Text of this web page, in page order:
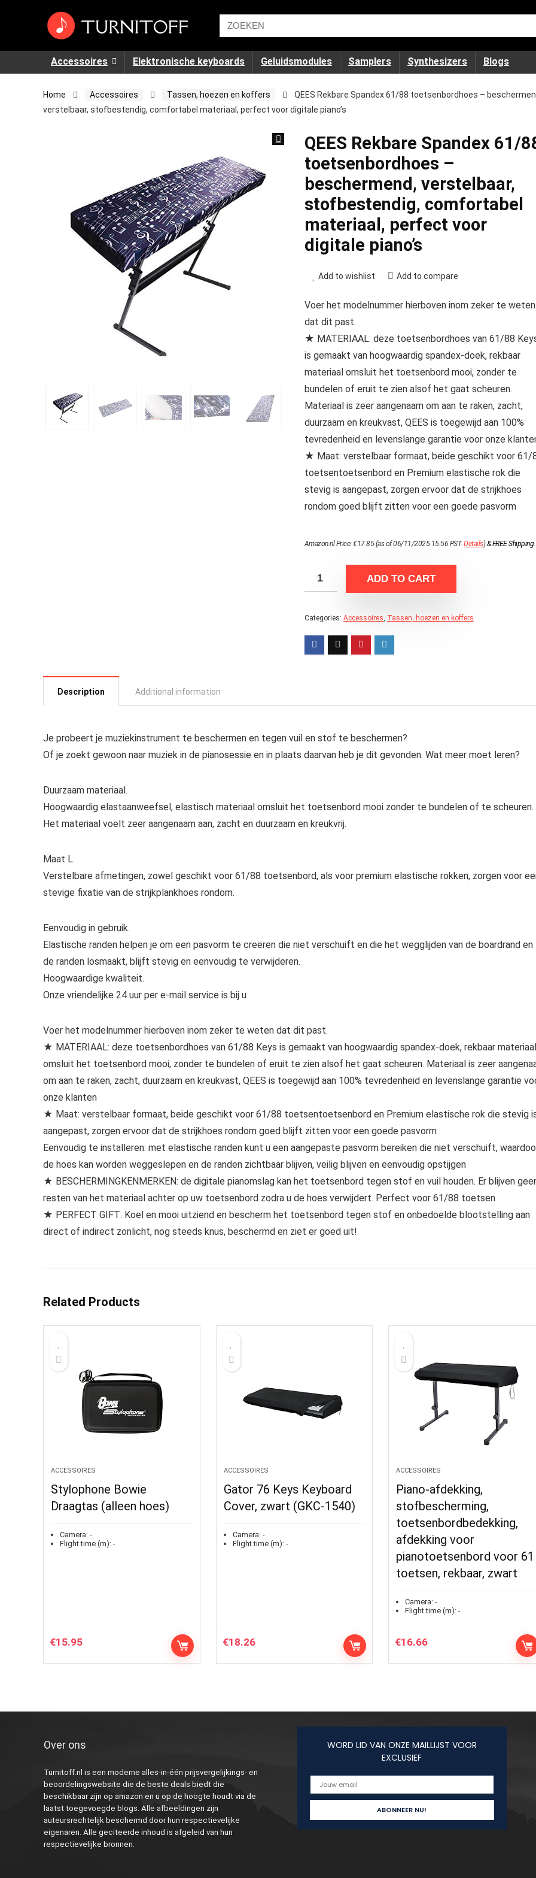
Accessoires Elektronische keyboards Geluidsmodules Samplers Synthesizers Blogs
Home Accessoires Tassen, hoezen en koffers
QEES Rekbare Spandex 61/88 toetsenbordhoes –
verstelbaar, stofbestendig, comfortabel materiaal, perfect voor digitale piano’s
QEES Rekbare Spandex 61/
toetsenbordhoes –
beschermend, verstelbaar,
stofbestendig, comfortabel
materiaal, perfect voor
digitale piano’s
Add to wishlist Add to compare
Voer het modelnummer hierboven inom zeker te weten
dat dit past.
★ MATERIAAL: deze toetsenbordhoes van 61/88
is gemaakt van hoogwaardig spandex-doek, rekbaar
materiaal omsluit het toetsenbord mooi, zonder te
bundelen of eruit te zien alsof het gaat scheuren.
Materiaal is zeer aangenaam om aan te raken, zacht,
duurzaam en kreukvast, QEES is toegewijd aan 100%
tevredenheid en levenslange garantie voor onze
★ Maat: verstelbaar formaat, beide geschikt voor 61/
toetsentoetsenbord en Premium elastische rok die
stevig is aangepast, zorgen ervoor dat de strijkhoes
rondom goed blijft zitten voor een goede pasvorm
Amazon.nl Price:€17.85(as of 06/11/2025 15:56 PST-Details)&FREE Shipping.
ADD TO CART
Categories: Accessoires, Tassen, hoezen en koffers
Description Additional information
Je probeert je muziekinstrument te beschermen en tegen vuil en stof te beschermen?
Of je zoekt gewoon naar muziek in de pianosessie en in plaats daarvan heb je dit gevonden. Wat meer moet leren?
Duurzaam materiaal.
Hoogwaardig elastaanweefsel, elastisch materiaal omsluit het toetsenbord mooi zonder te bundelen of te scheuren.
Het materiaal voelt zeer aangenaam aan, zacht en duurzaam en kreukvrij.
Maat L
Verstelbare afmetingen, zowel geschikt voor 61/88 toetsenbord, als voor premium elastische rokken, zorgen voor
stevige fixatie van de strijkplankhoes rondom.
Eenvoudig in gebruik.
Elastische randen helpen je om een pasvorm te creëren die niet verschuift en die het wegglijden van de boardrand en
de randen losmaakt, blijft stevig en eenvoudig te verwijderen.
Hoogwaardige kwaliteit.
Onze vriendelijke 24 uur per e-mail service is bij u
Voer het modelnummer hierboven inom zeker te weten dat dit past.
★ MATERIAAL: deze toetsenbordhoes van 61/88 Keys is gemaakt van hoogwaardig spandex-doek, rekbaar materiaal
omsluit het toetsenbord mooi, zonder te bundelen of eruit te zien alsof het gaat scheuren. Materiaal is zeer
om aan te raken, zacht, duurzaam en kreukvast, QEES is toegewijd aan 100% tevredenheid en levenslange garantie
onze klanten
★ Maat: verstelbaar formaat, beide geschikt voor 61/88 toetsentoetsenbord en Premium elastische rok die stevig
aangepast, zorgen ervoor dat de strijkhoes rondom goed blijft zitten voor een goede pasvorm
Eenvoudig te installeren: met elastische randen kunt u een aangepaste pasvorm bereiken die niet verschuift,
de hoes kan worden weggeslepen en de randen zichtbaar blijven, veilig blijven en eenvoudig opstijgen
★ BESCHERMINGKENMERKEN: de digitale pianomslag kan het toetsenbord tegen stof en vuil houden. Er blijven
resten van het materiaal achter op uw toetsenbord zodra u de hoes verwijdert. Perfect voor 61/88 toetsen
★ PERFECT GIFT: Koel en mooi uitziend en bescherm het toetsenbord tegen stof en onbedoelde blootstelling aan
direct of indirect zonlicht, nog steeds knus, beschermd en ziet er goed uit!
Related Products
ACCESSOIRES
Stylophone Bowie
Draagtas (alleen hoes)
Camera: -
Flight time (m): -
€15.95
ACCESSOIRES
Gator 76 Keys Keyboard
Cover, zwart (GKC-1540)
Camera:-
Flight time (m):-
€18.26
ACCESSOIRES
Piano-afdekking,
stofbescherming,
toetsenbordbedekking,
afdekking voor
pianotoetsenbord voor 61
toetsen, rekbaar, zwart
Camera: -
Flight time (m): -
€16.66
Over ons
Turnitoff.nl is een moderne alles-in-één prijsvergelijkings- en
beoordelingswebsite die de beste deals biedt die
beschikbaar zijn op amazon en u op de hoogte houdt via de
laatst toegevoegde blogs. Alle afbeeldingen zijn
auteursrechtelijk beschermd door hun respectievelijke
eigenaren. Alle geciteerde inhoud is afgeleid van hun
respectievelijke bronnen.
WORD LID VAN ONZE MAILLIJST VOOR
EXCLUSIEF